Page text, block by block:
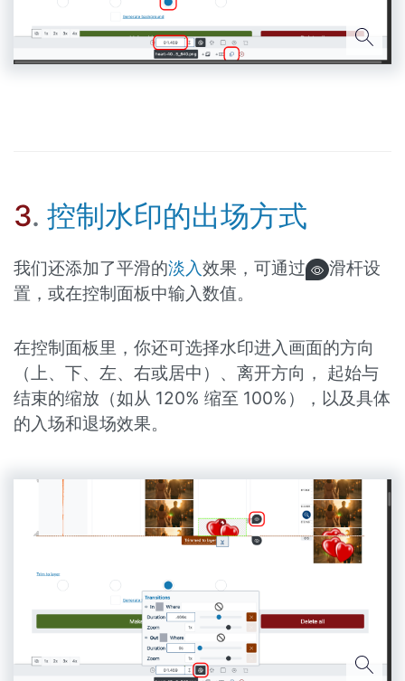
3. 控制水印的出场方式
我们还添加了平滑的淡入效果，可通过
滑杆设
置，或在控制面板中输入数值。
在控制面板里，你还可选择水印进入画面的方向
（上、下、左、右或居中）、离开方向， 起始与
结束的缩放（如从 120% 缩至 100%），以及具体
的入场和退场效果。